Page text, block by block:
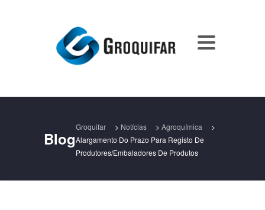
Blog
Groquifar > Notícias > Agroquímica
>
Alargamento Do Prazo Para Registo De
Produtores/embaladores De Produtos